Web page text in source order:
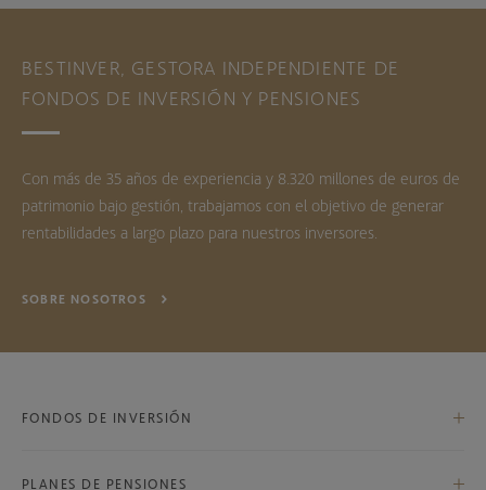
BESTINVER, GESTORA INDEPENDIENTE DE
FONDOS DE INVERSIÓN Y PENSIONES
Con más de 35 años de experiencia y 8.320 millones de euros de
patrimonio bajo gestión, trabajamos con el objetivo de generar
rentabilidades a largo plazo para nuestros inversores.
SOBRE NOSOTROS
FONDOS DE INVERSIÓN
PLANES DE PENSIONES